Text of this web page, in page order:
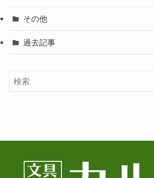
その他
過去記事